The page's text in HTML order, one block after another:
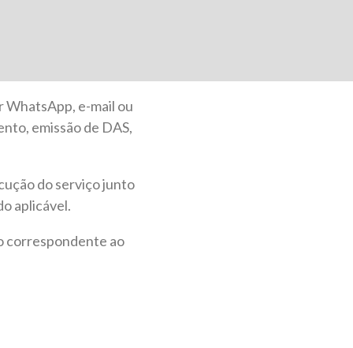
WhatsApp, e-mail ou
emissão de DAS,
do serviço junto
aplicável.
correspondente ao